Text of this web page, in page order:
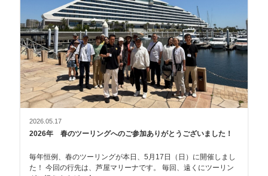
2026.05.17
2026年 春のツーリングへのご参加ありがとうございました！
毎年恒例、春のツーリングが本日、5月17日（日）に開催しまし
た！ 今回の行先は、芦屋マリーナです。 毎回、遠くにツーリン